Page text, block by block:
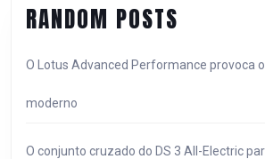
RANDOM POSTS
O Lotus Advanced Performance provoca
moderno
O conjunto cruzado do DS 3 All-Electric